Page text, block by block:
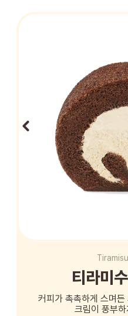
ORDER
티라미
커피가 촉촉하게 스며든
크림이 풍부